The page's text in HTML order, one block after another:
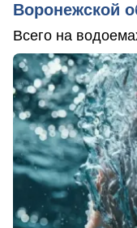
Воронежской
Всего на